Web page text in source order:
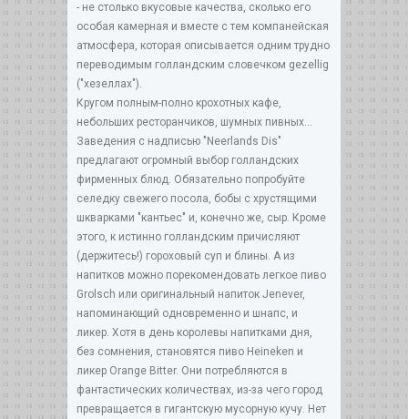
- не столько вкусовые качества, сколько его
особая камерная и вместе с тем компанейская
атмосфера, которая описывается одним трудно
переводимым голландским словечком gezellig
("хезеллах").
Кругом полным-полно крохотных кафе,
небольших ресторанчиков, шумных пивных...
Заведения с надписью "Neerlands Dis"
предлагают огромный выбор голландских
фирменных блюд. Обязательно попробуйте
селедку свежего посола, бобы с хрустящими
шкварками "кантьес" и, конечно же, сыр. Кроме
этого, к истинно голландским причисляют
(держитесь!) гороховый суп и блины. А из
напитков можно порекомендовать легкое пиво
Grolsch или оригинальный напиток Jenever,
напоминающий одновременно и шнапс, и
ликер. Хотя в день королевы напитками дня,
без сомнения, становятся пиво Heineken и
ликер Orange Bitter. Они потребляются в
фантастических количествах, из-за чего город
превращается в гигантскую мусорную кучу. Нет